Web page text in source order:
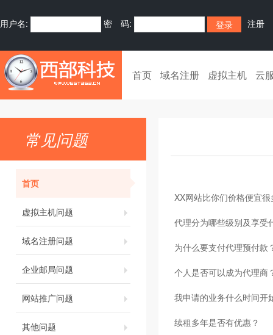
用户名: 密 码: 注册
首页 域名注册 虚拟主机 云
常见问题
首页
虚拟主机问题
域名注册问题
企业邮局问题
网站推广问题
其他问题
XX网站比你们价格便宜很
代理分为哪些级别及享受
为什么要支付代理预付款
个人是否可以成为代理商
我申请的业务什么时间开
续租多年是否有优惠？